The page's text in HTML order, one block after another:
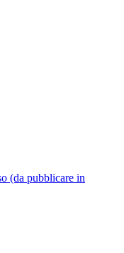
(da pubblicare in